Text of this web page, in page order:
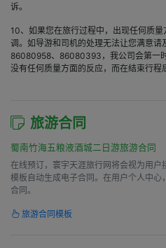
诉。
10、如果您在旅行过程中，出现任何质
调。如导游和司机的处理无法让您满意
86080958、86080393，我公司会第一
没有任何质量方面的反应，而在结束行程
旅游合同
蜀南竹海五粮液酒城二日游旅游合同
在线预订，寰宇天涯旅行网将会视为用户
模板自动生成电子合同。在用户个人中
合同。
旅游合同模板